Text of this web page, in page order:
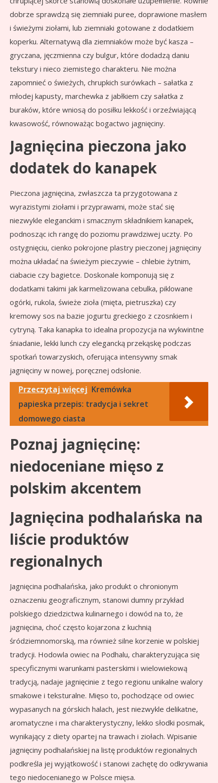
dobrze sprawdzą się ziemniaki puree, doprawione masłem
i świeżymi ziołami, lub ziemniaki gotowane z dodatkiem
koperku. Alternatywą dla ziemniaków może być kasza –
gryczana, jęczmienna czy bulgur, które dodadzą daniu
tekstury i nieco ziemistego charakteru. Nie można
zapomnieć o świeżych, chrupkich surówkach – sałatka z
młodej kapusty, marchewka z jabłkiem czy sałatka z
buraków, które wniosą do posiłku lekkość i orzeźwiającą
kwasowość, równoważąc bogactwo jagnięciny.
Jagnięcina pieczona jako
dodatek do kanapek
Pieczona jagnięcina, zwłaszcza ta przygotowana z
wyrazistymi ziołami i przyprawami, może stać się
niezwykle eleganckim i smacznym składnikiem kanapek,
podnosząc ich rangę do poziomu prawdziwej uczty. Po
ostygnięciu, cienko pokrojone plastry pieczonej jagnięciny
można układać na świeżym pieczywie – chlebie żytnim,
ciabacie czy bagietce. Doskonale komponują się z
dodatkami takimi jak karmelizowana cebulka, piklowane
ogórki, rukola, świeże zioła (mięta, pietruszka) czy
kremowy sos na bazie jogurtu greckiego z czosnkiem i
cytryną. Taka kanapka to idealna propozycja na wykwintne
śniadanie, lekki lunch czy elegancką przekąskę podczas
spotkań towarzyskich, oferująca intensywny smak
jagnięciny w nowej, poręcznej odsłonie.
Przeczytaj więcej Kremówka
papieska przepis: tradycja i sekret
domowego ciasta
Poznaj jagnięcinę:
niedoceniane mięso z
polskim akcentem
Jagnięcina podhalańska na
liście produktów
regionalnych
Jagnięcina podhalańska, jako produkt o chronionym
oznaczeniu geograficznym, stanowi dumny przykład
polskiego dziedzictwa kulinarnego i dowód na to, że
jagnięcina, choć często kojarzona z kuchnią
śródziemnomorską, ma również silne korzenie w polskiej
tradycji. Hodowla owiec na Podhalu, charakteryzująca się
specyficznymi warunkami pasterskimi i wielowiekową
tradycją, nadaje jagnięcinie z tego regionu unikalne walory
smakowe i teksturalne. Mięso to, pochodzące od owiec
wypasanych na górskich halach, jest niezwykle delikatne,
aromatyczne i ma charakterystyczny, lekko słodki posmak,
wynikający z diety opartej na trawach i ziołach. Wpisanie
jagnięciny podhalańskiej na listę produktów regionalnych
podkreśla jej wyjątkowość i stanowi zachętę do odkrywania
tego niedocenianego w Polsce mięsa.